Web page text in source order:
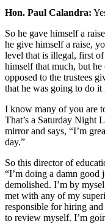
Hon. Paul Calandra:
So he gave himself a
he give himself a raise,
level that is illegal, first
himself that much, but
opposed to the trustees
that he was going to do it
I know many of you are
That’s a Saturday Night
mirror and says, “I’m
day.”
So this director of
“I’m doing a damn good
demolished. I’m by
met with any of my
responsible for hiring
to review myself. I’m